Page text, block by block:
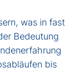
was in fast
Bedeutung
bis